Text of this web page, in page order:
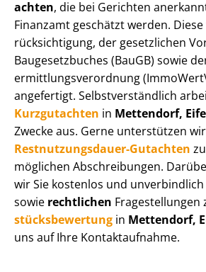
ach­ten, die bei Gerichten
Finanzamt geschätzt werden.
rück­sich­ti­gung, der gesetzlichen
Baugesetzbuches (BauGB) sowie
ermitt­lungs­ver­ord­nung
angefertigt. Selbst­ver­ständ­lich
Kurzgutachten in Mettendorf,
Zwecke aus. Gerne unterstützen
Rest­nut­zungs­dau­er-Gutachten
möglichen Abschreibungen.
wir Sie kostenlos und unverbindlich
sowie rechtlichen Fragestellungen
stücks­be­wer­tung in Mettendorf,
uns auf Ihre Kontaktaufnahme.